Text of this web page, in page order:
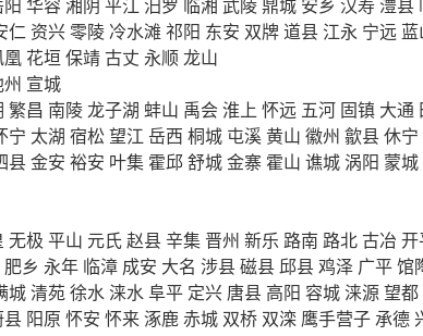
仁 资兴零陵 冷水滩 祁阳 东安 双牌道县 江永 宁远
凰 花垣保靖古丈 永顺龙山
宣城
繁昌 南陵龙子湖 蚌山 禹会淮上 怀远 五河 固镇 大通
宁 太湖 宿松 望江 岳西 桐城 屯溪黄山 徽州 歙县休宁
县金安 裕安 叶集 霍邱舒城金寨 霍山 谯城 涡阳 蒙城
无极 平山 元氏赵县辛集 晋州 新乐 路南 路北古冶
肥乡 永年 临漳 成安 大名 涉县磁县邱县鸡泽 广平馆
城清苑徐水 涞水阜平 定兴 唐县 高阳 容城 涞源望都
县 阳原 怀安 怀来涿鹿赤城 双桥 双滦 鹰手营子承德